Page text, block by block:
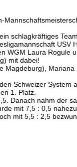
schlagkräftiges
USV
WGM Laura Rogule
mit dabei!
Schweizer System
1. Platz.
Danach nahm der
mit 7,5 : 0,5
mit 5,5 : 2,5